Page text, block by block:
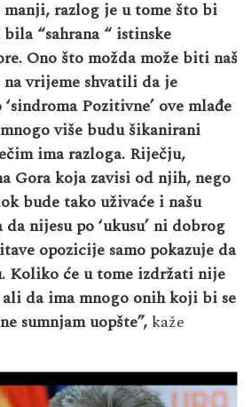
razlog je u tome što bi
“sahrana “ istinske
Ono što možda može biti naš
vrijeme shvatili da je
Pozitivne’ ove mlađe
više budu šikanirani
ima razloga. Riječju,
Gora koja zavisi od njih, nego
bude tako uživaće i našu
da nijesu po‘ukusu’ ni dobrog
opozicije samo pokazuje da
Koliko će u tome izdržati nije
da ima mnogo onih koji bi se
sumnjam uopšte”, kaže